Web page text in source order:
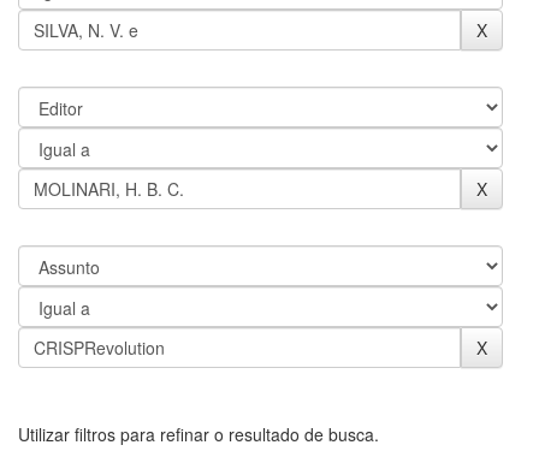
Utilizar filtros para refinar o resultado de busca.